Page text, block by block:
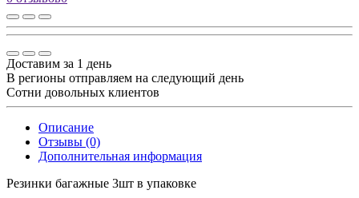
Доставим за 1 день
В регионы отправляем на следующий день
Сотни довольных клиентов
Описание
Отзывы (0)
Дополнительная информация
Резинки багажные 3шт в упаковке